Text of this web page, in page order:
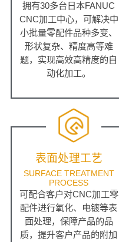
拥有30多台日本FANUC
CNC加工中心，可解决中
小批量零配件品种多变、
形状复杂、精度高等难
题，实现高效高精度的自
动化加工。
表面处理工艺
SURFACE TREATMENT
PROCESS
可配合客户对CNC加工零
配件进行氧化、电镀等表
面处理，保障产品的品
质，提升客户产品的附加